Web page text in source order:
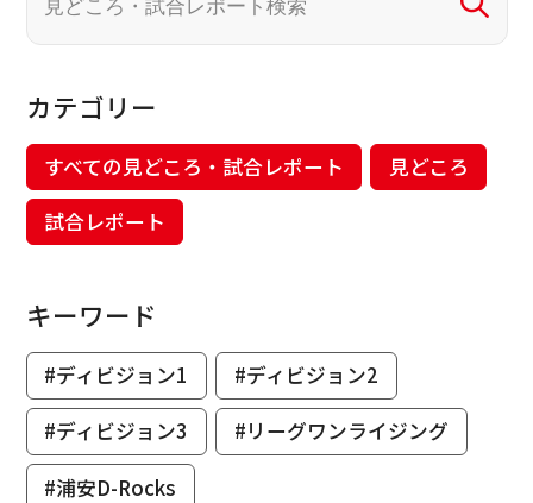
カテゴリー
すべての見どころ・試合レポート
見どころ
試合レポート
キーワード
#ディビジョン1
#ディビジョン2
#ディビジョン3
#リーグワンライジング
#浦安D-Rocks